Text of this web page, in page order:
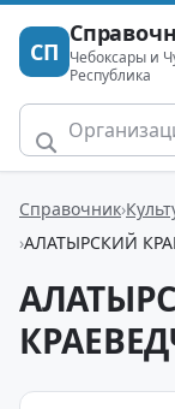
СП
Чебоксары и
Республика
Справочник
АЛАТЫРСКИЙ